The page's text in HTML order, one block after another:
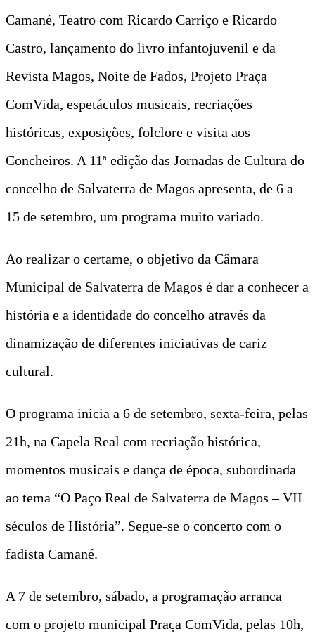
Camané, Teatro com Ricardo Carriço e Ricardo
Castro, lançamento do livro infantojuvenil e da
Revista Magos, Noite de Fados, Projeto Praça
ComVida, espetáculos musicais, recriações
históricas, exposições, folclore e visita aos
Concheiros. A 11ª edição das Jornadas de Cultura do
concelho de Salvaterra de Magos apresenta, de 6 a
15 de setembro, um programa muito variado.
Ao realizar o certame, o objetivo da Câmara
Municipal de Salvaterra de Magos é dar a conhecer a
história e a identidade do concelho através da
dinamização de diferentes iniciativas de cariz
cultural.
O programa inicia a 6 de setembro, sexta-feira, pelas
21h, na Capela Real com recriação histórica,
momentos musicais e dança de época, subordinada
ao tema “O Paço Real de Salvaterra de Magos – VII
séculos de História”. Segue-se o concerto com o
fadista Camané.
A 7 de setembro, sábado, a programação arranca
com o projeto municipal Praça ComVida, pelas 10h,